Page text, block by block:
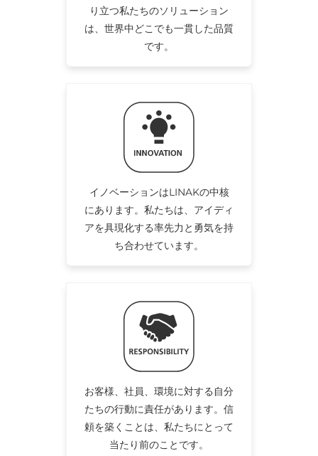
り立つ私たちのソリューション
は、世界中どこでも一貫した品質
です。
イノベーションはLINAKの中核
にあります。私たちは、アイディ
アを具現化する率先力と勇気を持
ち合わせています。
お客様、社員、環境に対する自分
たちの行動に責任があります。信
頼を築くことは、私たちにとって
当たり前のことです。